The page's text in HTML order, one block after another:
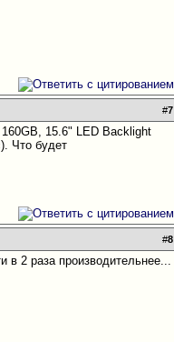
#7
15.6" LED Backlight
Что будет
#8
в 2 раза производительнее...